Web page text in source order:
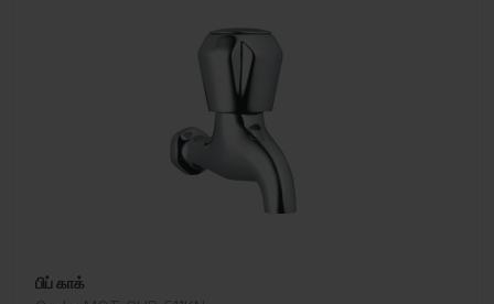
பிப் காக்